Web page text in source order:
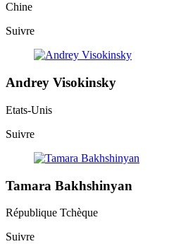
Chine
Suivre
Andrey Visokinsky
Etats-Unis
Suivre
Tamara Bakhshinyan
République Tchèque
Suivre